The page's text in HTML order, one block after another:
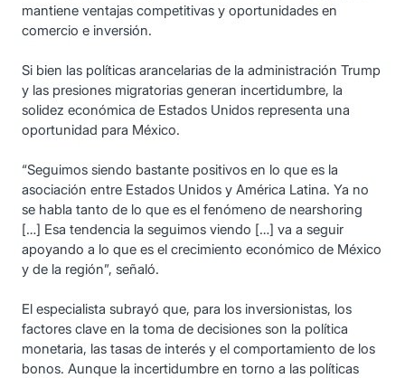
mantiene ventajas competitivas y oportunidades en
comercio e inversión.
Si bien las políticas arancelarias de la administración Trump
y las presiones migratorias generan incertidumbre, la
solidez económica de Estados Unidos representa una
oportunidad para México.
“Seguimos siendo bastante positivos en lo que es la
asociación entre Estados Unidos y América Latina. Ya no
se habla tanto de lo que es el fenómeno de nearshoring
[…] Esa tendencia la seguimos viendo […] va a seguir
apoyando a lo que es el crecimiento económico de México
y de la región”, señaló.
El especialista subrayó que, para los inversionistas, los
factores clave en la toma de decisiones son la política
monetaria, las tasas de interés y el comportamiento de los
bonos. Aunque la incertidumbre en torno a las políticas